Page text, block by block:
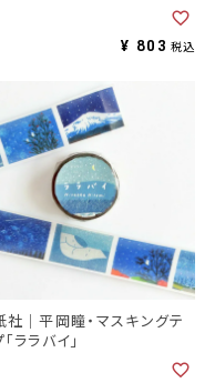
¥ 803 税込
社｜平岡瞳・マスキングテ
ララバイ」